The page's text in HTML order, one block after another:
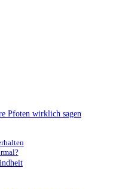
Pfoten wirklich sagen